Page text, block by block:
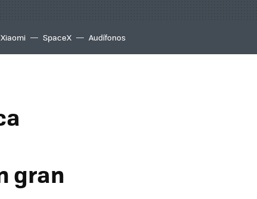
Xiaomi SpaceX Audífonos
gran